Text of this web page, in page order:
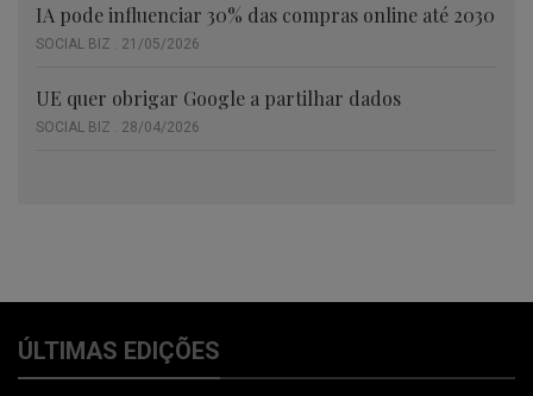
IA pode influenciar 30% das compras online até 2030
SOCIAL BIZ . 21/05/2026
UE quer obrigar Google a partilhar dados
SOCIAL BIZ . 28/04/2026
ÚLTIMAS EDIÇÕES